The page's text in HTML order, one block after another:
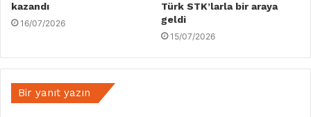
kazandı
16/07/2026
Türk STK’larla bir araya
geldi
15/07/2026
Bir yanıt yazın